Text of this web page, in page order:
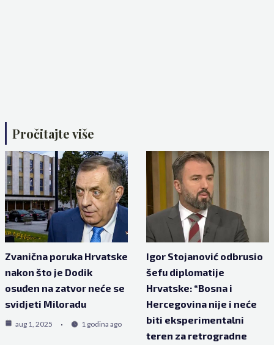
Pročitajte više
Zvanična poruka Hrvatske
nakon što je Dodik
osuđen na zatvor neće se
svidjeti Miloradu
aug 1, 2025 1 godina ago
Igor Stojanović odbrusio
šefu diplomatije
Hrvatske: “Bosna i
Hercegovina nije i neće
biti eksperimentalni
teren za retrogradne